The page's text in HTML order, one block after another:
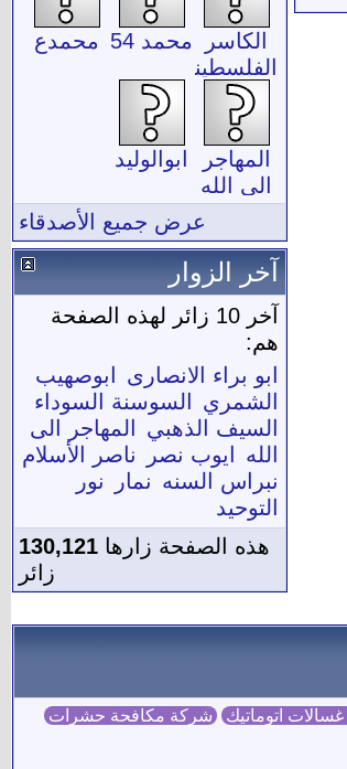
الكاسر
الفلسطيني
محمد 54 محمدع
المهاجر
الى الله
ابوالوليد
عرض جميع الأصدقاء
آخر الزوار
آخر 10 زائر لهذه الصفحة
هم:
ابو براء الانصارى
ابوصهيب
الشمري
السوسنة السوداء
السيف الذهبي
المهاجر الى
الله
ايوب نصر
ناصر الأسلام
نبراس السنه نمار
نور
التوحيد
هذه الصفحة زارها 130,121
زائر
اتوماتيك شركة مكافحة حشرات